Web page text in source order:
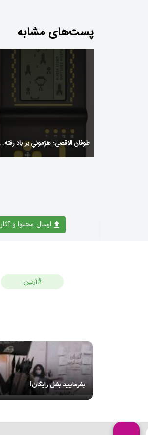
پست‌های مشابه
طوفان الاقصی؛ هژمونیِ بر باد رفته… ‌
ارسال محتوا و آثار
#آرتین
بفرمایید بغل رایگان!